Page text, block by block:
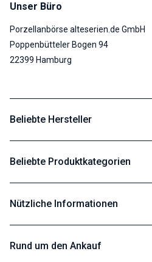
Unser Büro
Porzellanbörse alteserien.de GmbH
Poppenbütteler Bogen 94
22399 Hamburg
Beliebte Hersteller
Beliebte Produktkategorien
Nützliche Informationen
Rund um den Ankauf